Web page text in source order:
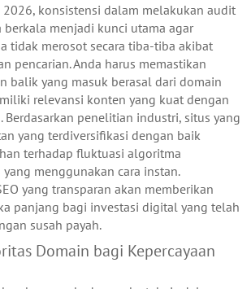
konsistensi dalam melakukan audit
berkala menjadi kunci utama agar
tidak merosot secara tiba-tiba akibat
pencarian. Anda harus memastikan
balik yang masuk berasal dari domain
relevansi konten yang kuat dengan
Berdasarkan penelitian industri, situs yang
yang terdiversifikasi dengan baik
terhadap fluktuasi algoritma
menggunakan cara instan.
yang transparan akan memberikan
panjang bagi investasi digital yang telah
susah payah.
Domain bagi Kepercayaan